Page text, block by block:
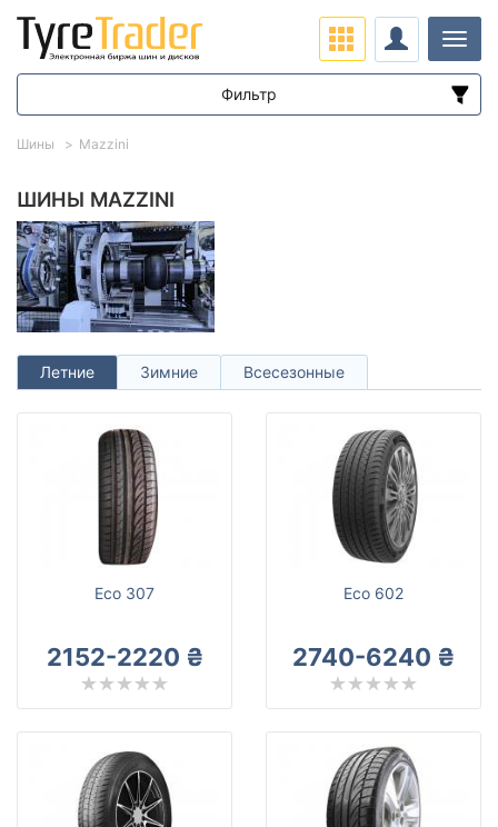
ШИНЫ MAZZINI
Летние Зимние Всесезонные
Eco 307
2152-2220 ₴
Eco 602
2740-6240 ₴
Шины Mazzini
Фильтр
Диапазон цен
Подбор по параметрам
Сезон
Все бренды
Сбросить Подобрать